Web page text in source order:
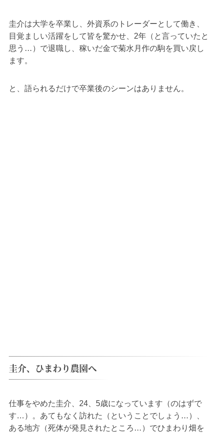
圭介は大学を卒業し、外資系のトレーダーとして働き、
目覚ましい活躍をして皆を驚かせ、2年（と言っていたと
思う…）で退職し、稼いだ金で菊水月作の駒を買い戻し
ます。
と、語られるだけで卒業後のシーンはありません。
圭介、ひまわり農園へ
仕事をやめた圭介、24、5歳になっています（のはずで
す…）。あてもなく訪れた（ということでしょう…）、
ある地方（死体が発見されたところ…）でひまわり畑を